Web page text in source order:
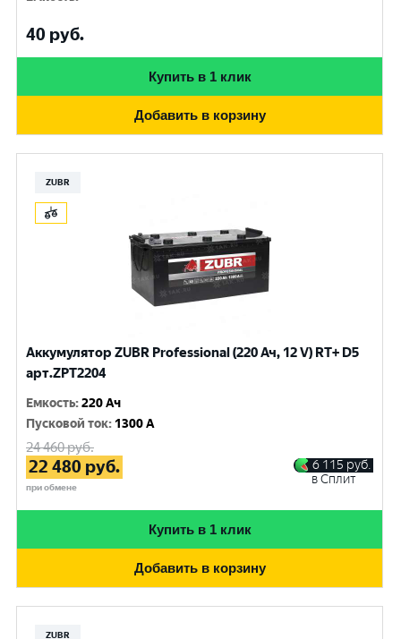
40 руб.
Купить в 1 клик
Добавить в корзину
ZUBR
Аккумулятор ZUBR Professional (220 Ач, 12 V) RT+ D5
арт.ZPT2204
Емкость:220 Ач
Пусковой ток: 1300 A
24 460руб.
22 480 руб.
при обмене
6 115 руб.
в Сплит
Купить в 1 клик
Добавить в корзину
ZUBR